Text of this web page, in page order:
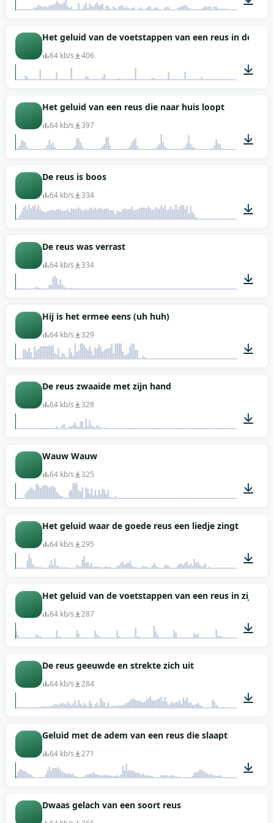
00:05
Het geluid van de voetstappen van een reus in de
64 kb/s 406
Het geluid van een reus die naar huis loopt
64 kb/s 397
De reus is boos
64 kb/s 334
De reus was verrast
64 kb/s 334
Hij is het ermee eens (uh huh)
64 kb/s 329
De reus zwaaide met zijn hand
64 kb/s 328
Wauw Wauw
64 kb/s 325
00:02
Het geluid waar de goede reus een liedje zingt
64 kb/s 295
00:04
Het geluid van de voetstappen van een reus in zijn
64 kb/s 287
De reus geeuwde en strekte zich uit
64 kb/s 284
Geluid met de adem van een reus die slaapt
64 kb/s 271
Dwaas gelach van een soort reus